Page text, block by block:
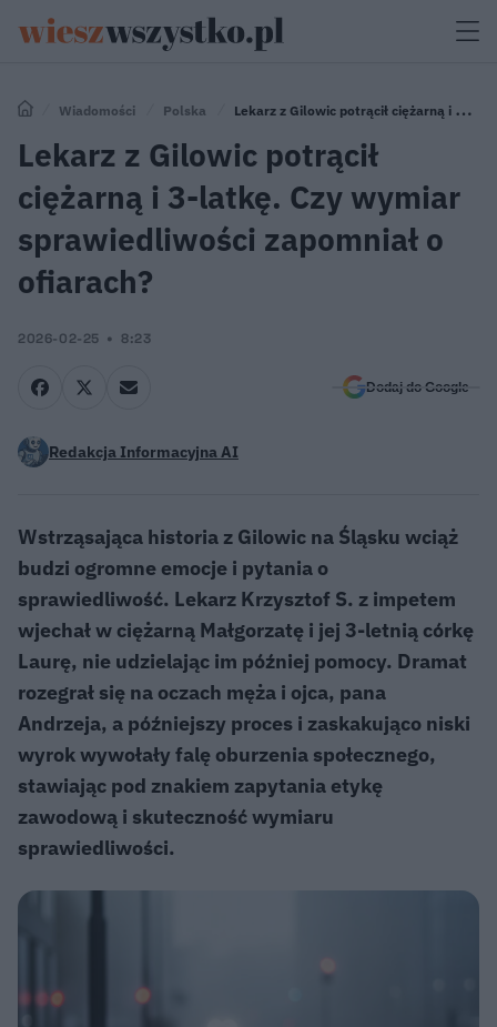
Wiadomości Polska
Lekarz z Gilowic potrącił ciężarną i 3-
latkę. Czy wymiar sprawiedliwości zapomniał o ofiarach?
Lekarz z Gilowic potrącił
ciężarną i 3-latkę. Czy wymiar
sprawiedliwości zapomniał o
ofiarach?
2026-02-25 8:23
Dodaj do Google
Redakcja Informacyjna AI
Wstrząsająca historia z Gilowic na Śląsku wciąż
budzi ogromne emocje i pytania o
sprawiedliwość. Lekarz Krzysztof S. z impetem
wjechał w ciężarną Małgorzatę i jej 3-letnią córkę
Laurę, nie udzielając im później pomocy. Dramat
rozegrał się na oczach męża i ojca, pana
Andrzeja, a późniejszy proces i zaskakująco niski
wyrok wywołały falę oburzenia społecznego,
stawiając pod znakiem zapytania etykę
zawodową i skuteczność wymiaru
sprawiedliwości.